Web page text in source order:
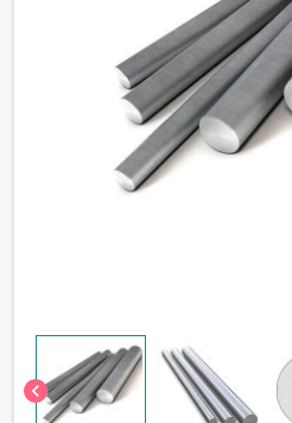
chevron_left